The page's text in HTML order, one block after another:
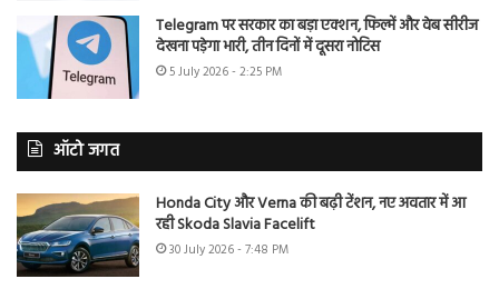
Telegram पर सरकार का बड़ा एक्शन, फिल्में और वेब सीरीज
देखना पड़ेगा भारी, तीन दिनों में दूसरा नोटिस
5 July 2026 - 2:25 PM
ऑटो जगत
Honda City और Verna की बढ़ी टेंशन, नए अवतार में आ
रही Skoda Slavia Facelift
30 July 2026 - 7:48 PM